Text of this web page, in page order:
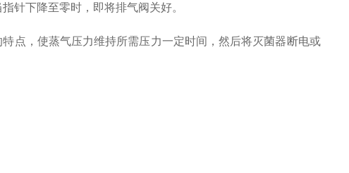
下降至零时，即将排气阀关好。
，使蒸气压力维持所需压力一定时间，然后将灭菌器断电或